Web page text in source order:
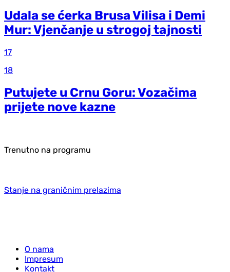
Udala se ćerka Brusa Vilisa i Demi
Mur: Vjenčanje u strogoj tajnosti
17
18
Putujete u Crnu Goru: Vozačima
prijete nove kazne
Trenutno na programu
Stanje na graničnim prelazima
O nama
Impresum
Kontakt